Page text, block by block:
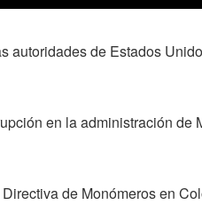
de Estados
en la administración de
de Monómeros en